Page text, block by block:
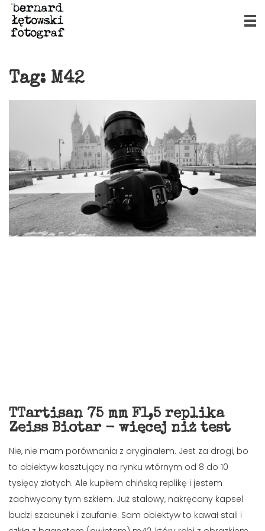
Tag: M42
TTartisan 75 mm F1,5 replika
Zeiss Biotar - więcej niż test
Nie, nie mam porównania z oryginałem. Jest za drogi, bo
to obiektyw kosztujący na rynku wtórnym od 8 do 10
tysięcy złotych. Ale kupiłem chińską replikę i jestem
zachwycony tym szkłem. Już stalowy, nakręcany kapsel
budzi szacunek i zaufanie. Sam obiektyw to kawał stali i